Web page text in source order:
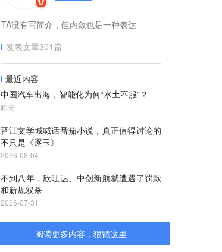
TA没有写简介，但内敛也是一种表达
发表文章301篇
最近内容
中国汽车出海，智能化为何“水土不服”？
昨天
晋江文学城喊话番茄小说，真正值得讨论的
不只是《逐玉》
2026-08-04
不到八年，欣旺达、中创新航就遭遇了罚款
和新规双杀
2026-07-31
阅读更多内容，狠戳这里